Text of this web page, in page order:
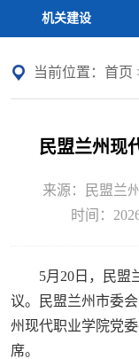
机关建设
当前位置： 首页
民盟兰州现
来源：民盟兰
时间：
5月20日，民盟
议。民盟兰州市委
州现代职业学院党
席。